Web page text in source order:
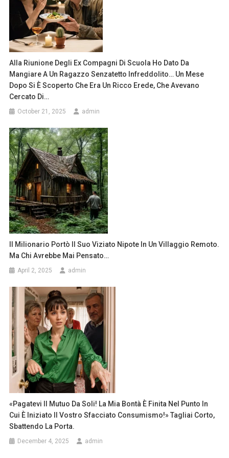
Alla Riunione Degli Ex Compagni Di Scuola Ho Dato Da
Mangiare A Un Ragazzo Senzatetto Infreddolito… Un Mese
Dopo Si È Scoperto Che Era Un Ricco Erede, Che Avevano
Cercato Di…
October 21, 2025 admin
Il Milionario Portò Il Suo Viziato Nipote In Un Villaggio Remoto.
Ma Chi Avrebbe Mai Pensato…
April 2, 2025 admin
«Pagatevi Il Mutuo Da Soli! La Mia Bontà È Finita Nel Punto In
Cui È Iniziato Il Vostro Sfacciato Consumismo!» Tagliai Corto,
Sbattendo La Porta.
December 4, 2025 admin